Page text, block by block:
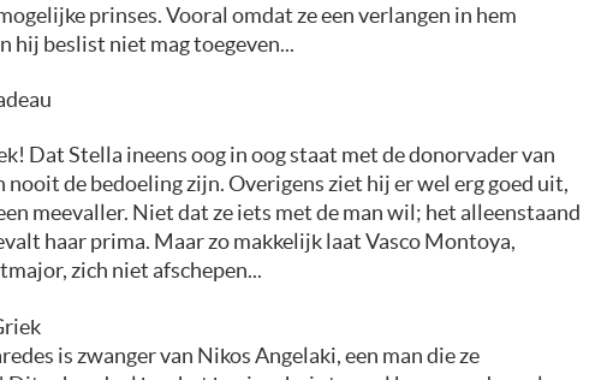
prinses. Vooral omdat ze een verlangen in hem
hij beslist niet mag toegeven...
Dat Stella ineens oog in oog staat met de donorvader van
nooit de bedoeling zijn. Overigens ziet hij er wel erg goed uit,
meevaller. Niet dat ze iets met de man wil; het alleenstaand
haar prima. Maar zo makkelijk laat Vasco Montoya,
zich niet afschepen...
is zwanger van Nikos Angelaki, een man die ze